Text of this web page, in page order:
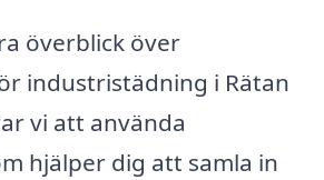
överblick över
industristädning i Rätan
vi att använda
hjälper dig att samla in